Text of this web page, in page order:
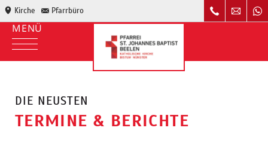
Kirche Pfarrbüro
DIE NEUSTEN
TERMINE & BERICHTE